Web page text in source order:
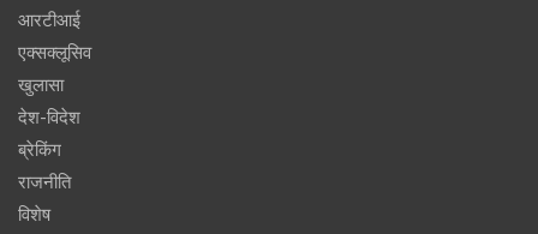
आरटीआई
एक्सक्लूसिव
खुलासा
देश-विदेश
ब्रेकिंग
राजनीति
विशेष